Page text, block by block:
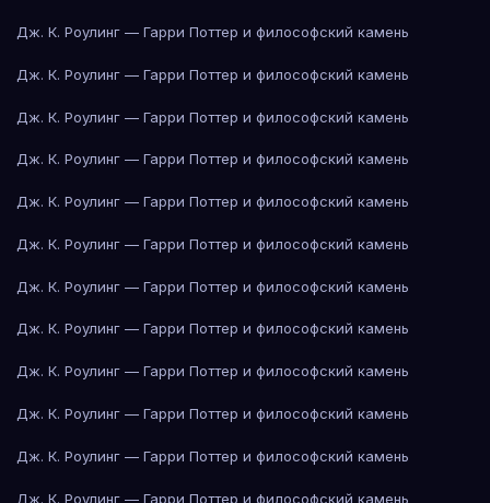
Дж. К. Роулинг — Гарри Поттер и философский камень
Дж. К. Роулинг — Гарри Поттер и философский камень
Дж. К. Роулинг — Гарри Поттер и философский камень
Дж. К. Роулинг — Гарри Поттер и философский камень
Дж. К. Роулинг — Гарри Поттер и философский камень
Дж. К. Роулинг — Гарри Поттер и философский камень
Дж. К. Роулинг — Гарри Поттер и философский камень
Дж. К. Роулинг — Гарри Поттер и философский камень
Дж. К. Роулинг — Гарри Поттер и философский камень
Дж. К. Роулинг — Гарри Поттер и философский камень
Дж. К. Роулинг — Гарри Поттер и философский камень
Дж. К. Роулинг — Гарри Поттер и философский камень